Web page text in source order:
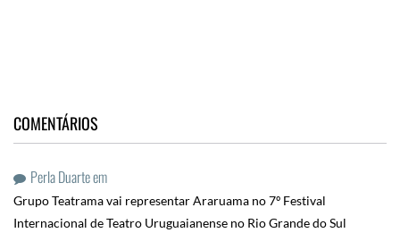
COMENTÁRIOS
Perla Duarteem
Grupo Teatrama vai representar Araruama no 7º Festival
Internacional de Teatro Uruguaianense no Rio Grande do Sul